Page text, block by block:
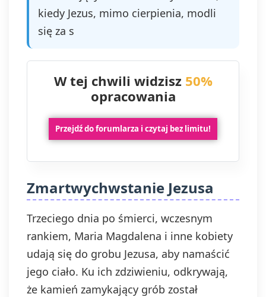
kiedy Jezus, mimo cierpienia, modli
się za s
W tej chwili widzisz 50%
opracowania
Przejdź do forumlarza i czytaj bez limitu!
Zmartwychwstanie Jezusa
Trzeciego dnia po śmierci, wczesnym
rankiem, Maria Magdalena i inne kobiety
udają się do grobu Jezusa, aby namaścić
jego ciało. Ku ich zdziwieniu, odkrywają,
że kamień zamykający grób został